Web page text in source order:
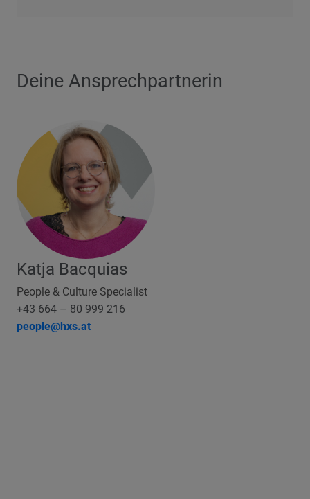
Deine Ansprechpartnerin
Katja Bacquias
People & Culture Specialist
+43 664 – 80 999 216
people@hxs.at